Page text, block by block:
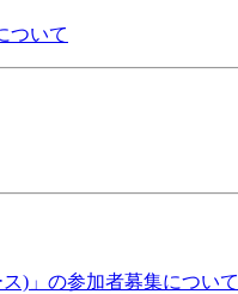
ついて
)」の参加者募集について